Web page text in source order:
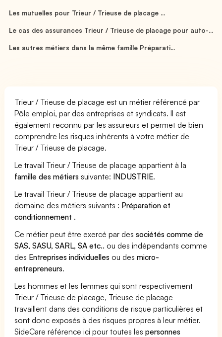
Les mutuelles pour Trieur / Trieuse de placage ...
Le cas des assurances Trieur / Trieuse de placage pour auto-...
Les autres métiers dans la même famille Préparati...
Trieur / Trieuse de placage est un métier référencé par
Pôle emploi, par des entreprises et syndicats. Il est
également reconnu par les assureurs et permet de bien
comprendre les risques inhérents à votre métier de
Trieur / Trieuse de placage.
Le travail Trieur / Trieuse de placage appartient à la
famille des métiers suivante: INDUSTRIE.
Le travail Trieur / Trieuse de placage appartient au
domaine des métiers suivants : Préparation et
conditionnement .
Ce métier peut être exercé par dessociétés comme de
SAS, SASU, SARL, SA etc.. ou des indépendants comme
des Entreprises individuelles ou desmicro-
entrepreneurs.
Les hommes et les femmes qui sont respectivement
Trieur / Trieuse de placage, Trieuse de placage
travaillent dans des conditions de risque particulières et
sont donc exposés à des risques propres à leur métier.
SideCare référence ici pour toutes lespersonnes